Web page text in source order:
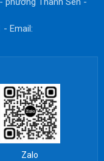
- Email:
Zalo